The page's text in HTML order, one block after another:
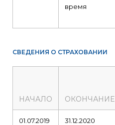
время
СВЕДЕНИЯ О СТРАХОВАНИИ
НАЧАЛО ОКОНЧАНИЕ
01.07.2019 31.12.2020